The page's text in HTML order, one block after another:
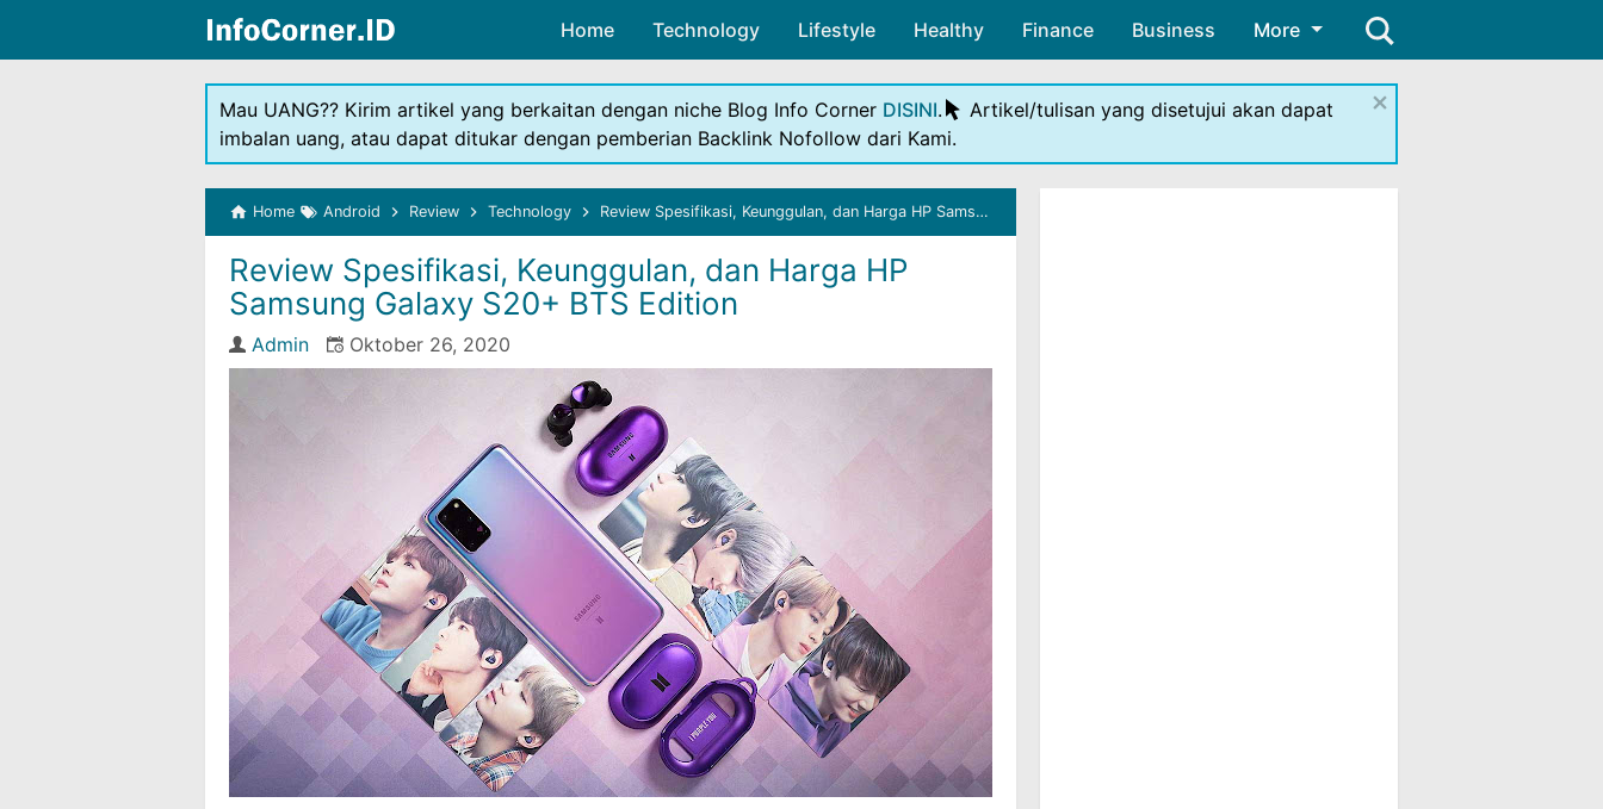
Skip to main content
Home Technology Lifestyle Healthy Finance Business More
Mau UANG?? Kirim artikel yang berkaitan dengan niche Blog Info Corner DISINI.
Artikel/tulisan yang disetujui akan dapat
imbalan uang, atau dapat ditukar dengan pemberian Backlink Nofollow dari Kami.
×
Home Android Review Technology Review Spesifikasi, Keunggulan, dan Harga HP Samsung Galaxy S20+ BTS Edition
Review Spesifikasi, Keunggulan, dan Harga HP
Samsung Galaxy S20+ BTS Edition
Admin Oktober 26, 2020